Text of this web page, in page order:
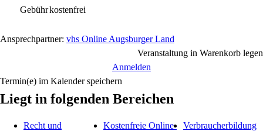
Gebührkostenfrei
Ansprechpartner: vhs Online Augsburger Land
Veranstaltung in Warenkorb legen
Anmelden
Termin(e) im Kalender speichern
Liegt in folgenden Bereichen
Recht und
Kostenfreie Online-
Verbraucherbildung